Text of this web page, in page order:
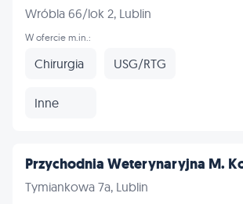
Wróbla 66/lok 2, Lublin
W ofercie m.in.:
Chirurgia USG/RTG
Inne
Przychodnia Weterynaryjna M.
Tymiankowa 7a, Lublin